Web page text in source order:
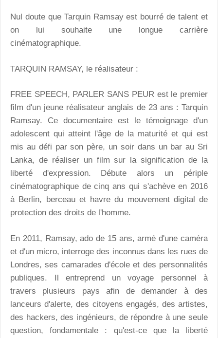
Nul doute que Tarquin Ramsay est bourré de talent et
on lui souhaite une longue carrière
cinématographique.
TARQUIN RAMSAY, le réalisateur :
FREE SPEECH, PARLER SANS PEUR est le premier
film d'un jeune réalisateur anglais de 23 ans : Tarquin
Ramsay. Ce documentaire est le témoignage d'un
adolescent qui atteint l'âge de la maturité et qui est
mis au défi par son père, un soir dans un bar au Sri
Lanka, de réaliser un film sur la signification de la
liberté d'expression. Débute alors un périple
cinématographique de cinq ans qui s'achève en 2016
à Berlin, berceau et havre du mouvement digital de
protection des droits de l'homme.
En 2011, Ramsay, ado de 15 ans, armé d'une caméra
et d'un micro, interroge des inconnus dans les rues de
Londres, ses camarades d'école et des personnalités
publiques. Il entreprend un voyage personnel à
travers plusieurs pays afin de demander à des
lanceurs d'alerte, des citoyens engagés, des artistes,
des hackers, des ingénieurs, de répondre à une seule
question, fondamentale : qu'est-ce que la liberté